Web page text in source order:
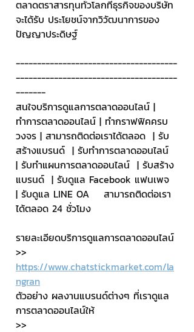
ตลาดตราสารทุนทั่วโลกที่ธุรกิจของบริษัท
จะได้รับ ประโยชน์จากวิวัฒนาการของ
ปัญญาประดิษฐ์
--------------------------------------
--------------------------------------
-------
สนใจบริการดูแลการตลาดออนไลน์ |
ทำการตลาดออนไลน์ | ทำกราฟฟิคครบ
วงจร | สามารถติดต่อเราได้ตลอด  | รับ
สร้างแบรนด์  | รับทำการตลาดออนไลน์
| รับทำแผนการตลาดออนไลน์  | รับสร้าง
แบรนด์  | รับดูแล Facebook แฟนเพจ
| รับดูแล LINE OA    สามารถติดต่อเรา
ได้ตลอด 24 ชั่วโมง
รายละเอียดบริการดูแลการตลาดออนไลน์
>>
https://www.chatstickmarket.com/la
ngran
ตัวอย่าง ผลงานแบรนด์ต่างๆ ที่เราดูแล
การตลาดออนไลน์ให้
>>